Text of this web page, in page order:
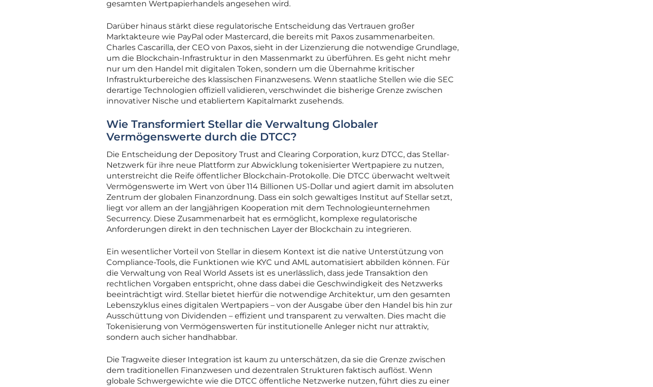
gesamten Wertpapierhandels angesehen wird.
Darüber hinaus stärkt diese regulatorische Entscheidung das Vertrauen großer
Marktakteure wie PayPal oder Mastercard, die bereits mit Paxos zusammenarbeiten.
Charles Cascarilla, der CEO von Paxos, sieht in der Lizenzierung die notwendige Grundlage,
um die Blockchain-Infrastruktur in den Massenmarkt zu überführen. Es geht nicht mehr
nur um den Handel mit digitalen Token, sondern um die Übernahme kritischer
Infrastrukturbereiche des klassischen Finanzwesens. Wenn staatliche Stellen wie die SEC
derartige Technologien offiziell validieren, verschwindet die bisherige Grenze zwischen
innovativer Nische und etabliertem Kapitalmarkt zusehends.
Wie Transformiert Stellar die Verwaltung Globaler
Vermögenswerte durch die DTCC?
Die Entscheidung der Depository Trust and Clearing Corporation, kurz DTCC, das Stellar-
Netzwerk für ihre neue Plattform zur Abwicklung tokenisierter Wertpapiere zu nutzen,
unterstreicht die Reife öffentlicher Blockchain-Protokolle. Die DTCC überwacht weltweit
Vermögenswerte im Wert von über 114 Billionen US-Dollar und agiert damit im absoluten
Zentrum der globalen Finanzordnung. Dass ein solch gewaltiges Institut auf Stellar setzt,
liegt vor allem an der langjährigen Kooperation mit dem Technologieunternehmen
Securrency. Diese Zusammenarbeit hat es ermöglicht, komplexe regulatorische
Anforderungen direkt in den technischen Layer der Blockchain zu integrieren.
Ein wesentlicher Vorteil von Stellar in diesem Kontext ist die native Unterstützung von
Compliance-Tools, die Funktionen wie KYC und AML automatisiert abbilden können. Für
die Verwaltung von Real World Assets ist es unerlässlich, dass jede Transaktion den
rechtlichen Vorgaben entspricht, ohne dass dabei die Geschwindigkeit des Netzwerks
beeinträchtigt wird. Stellar bietet hierfür die notwendige Architektur, um den gesamten
Lebenszyklus eines digitalen Wertpapiers – von der Ausgabe über den Handel bis hin zur
Ausschüttung von Dividenden – effizient und transparent zu verwalten. Dies macht die
Tokenisierung von Vermögenswerten für institutionelle Anleger nicht nur attraktiv,
sondern auch sicher handhabbar.
Die Tragweite dieser Integration ist kaum zu unterschätzen, da sie die Grenze zwischen
dem traditionellen Finanzwesen und dezentralen Strukturen faktisch auflöst. Wenn
globale Schwergewichte wie die DTCC öffentliche Netzwerke nutzen, führt dies zu einer